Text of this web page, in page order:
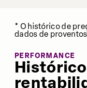
* O histórico de
dados de
PERFORMANCE